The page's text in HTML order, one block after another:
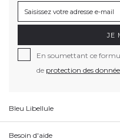
JE
En soumettant ce
de protection des
Bleu Libellule
Besoin d'aide